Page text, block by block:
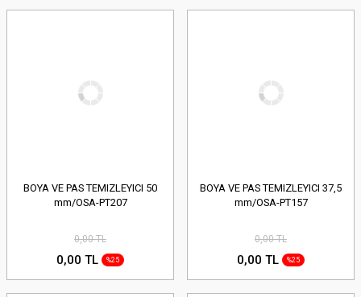
BOYA VE PAS TEMIZLEYICI 50
mm/OSA-PT207
0,00 TL
0,00 TL %25
BOYA VE PAS TEMIZLEYICI 37,5
mm/OSA-PT157
0,00 TL
0,00 TL %25